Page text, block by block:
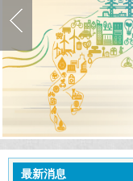
最新消息